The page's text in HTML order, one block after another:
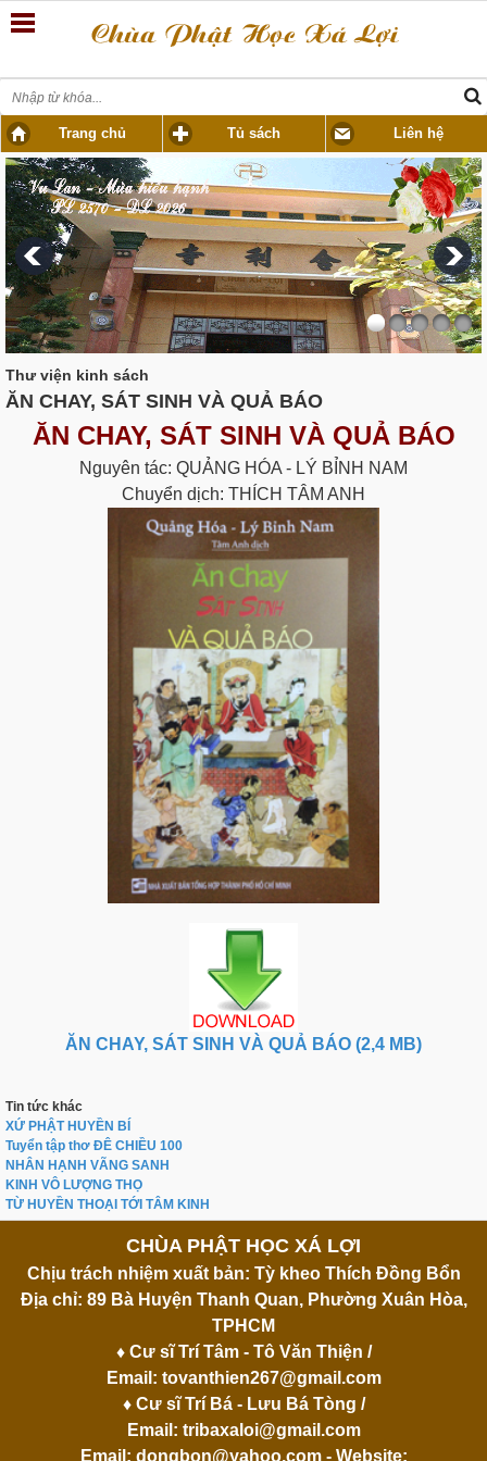
Trang chủ Tủ sách Liên hệ
Thư viện kinh sách
ĂN CHAY, SÁT SINH VÀ QUẢ BÁO
ĂN CHAY, SÁT SINH VÀ QUẢ BÁO
Nguyên tác: QUẢNG HÓA - LÝ BỈNH NAM
Chuyển dịch: THÍCH TÂM ANH
ĂN CHAY, SÁT SINH VÀ QUẢ BÁO (2,4 MB)
Tin tức khác
XỨ PHẬT HUYỀN BÍ
Tuyển tập thơ ĐÊ CHIỀU 100
NHÂN HẠNH VÃNG SANH
KINH VÔ LƯỢNG THỌ
TỪ HUYỀN THOẠI TỚI TÂM KINH
CHÙA PHẬT HỌC XÁ LỢI
Chịu trách nhiệm xuất bản: Tỳ kheo Thích Đồng Bổn
Địa chỉ: 89 Bà Huyện Thanh Quan, Phường Xuân Hòa,
TPHCM
♦ Cư sĩ Trí Tâm - Tô Văn Thiện /
Email: tovanthien267@gmail.com
♦ Cư sĩ Trí Bá - Lưu Bá Tòng /
Email: tribaxaloi@gmail.com
Email: dongbon@yahoo.com- Website: